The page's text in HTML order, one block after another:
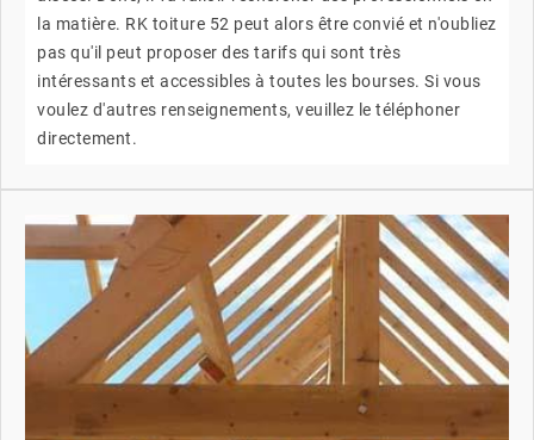
la matière. RK toiture 52 peut alors être convié et n'oubliez
pas qu'il peut proposer des tarifs qui sont très
intéressants et accessibles à toutes les bourses. Si vous
voulez d'autres renseignements, veuillez le téléphoner
directement.